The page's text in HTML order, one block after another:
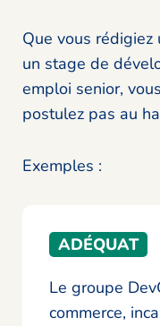
Que vous
un stage de
emploi senior,
postulez pas au
Exemples :
ADÉQUAT
Le groupe
commerce,